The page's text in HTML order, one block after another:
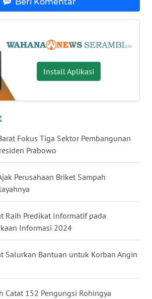
Install Aplikasi
Fokus Tiga Sektor Pembangunan
Prabowo
Perusahaan Briket Sampah
Raih Predikat Informatif pada
Informasi 2024
Salurkan Bantuan untuk Korban Angin
Catat 152 Pengungsi Rohingya